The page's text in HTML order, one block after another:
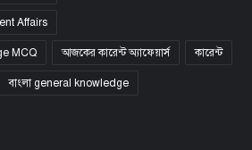
Affairs
MCQ আজকের কারেন্ট অ্যাফেয়ার্স কারেন্ট
বাংলা general knowledge